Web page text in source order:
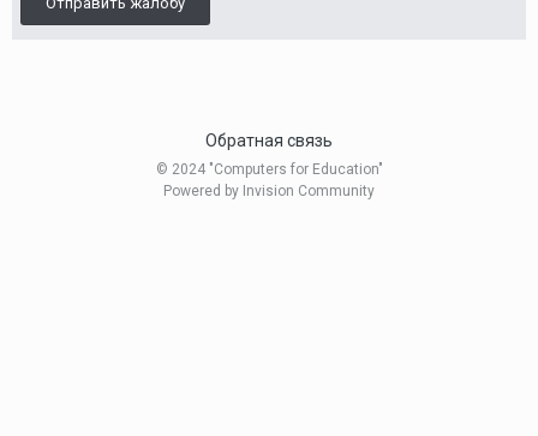
Обратная связь
© 2024 "Computers for Education"
Powered by Invision Community